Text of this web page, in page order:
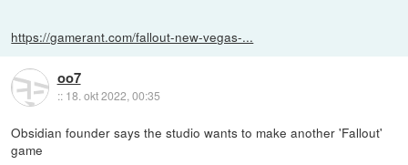
https://gamerant.com/fallout-new-vegas-...
oo7
:: 18. okt 2022, 00:35
Obsidian founder says the studio wants to make another 'Fallout'
game